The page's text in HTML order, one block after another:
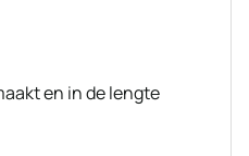
en in de lengte